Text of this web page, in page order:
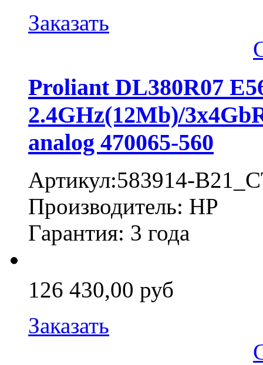
Заказать
Proliant DL380R07
2.4GHz(12Mb)/
analog 470065-560
Артикул:583914-
Производитель: HP
Гарантия: 3 года
126 430,00 руб
Заказать